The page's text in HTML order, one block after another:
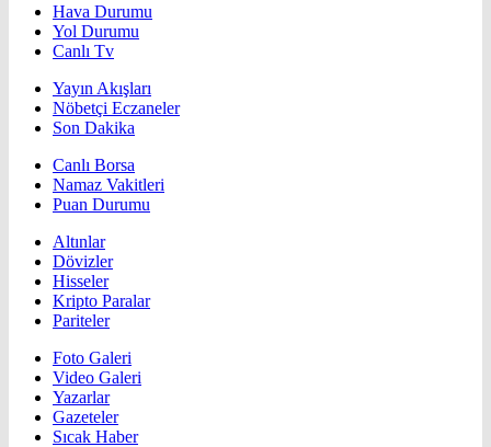
Hava Durumu
Yol Durumu
Canlı Tv
Yayın Akışları
Nöbetçi Eczaneler
Son Dakika
Canlı Borsa
Namaz Vakitleri
Puan Durumu
Altınlar
Dövizler
Hisseler
Kripto Paralar
Pariteler
Foto Galeri
Video Galeri
Yazarlar
Gazeteler
Sıcak Haber